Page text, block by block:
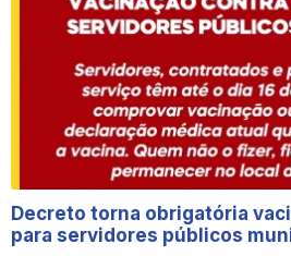
Decreto torna obrigatória
para servidores públicos